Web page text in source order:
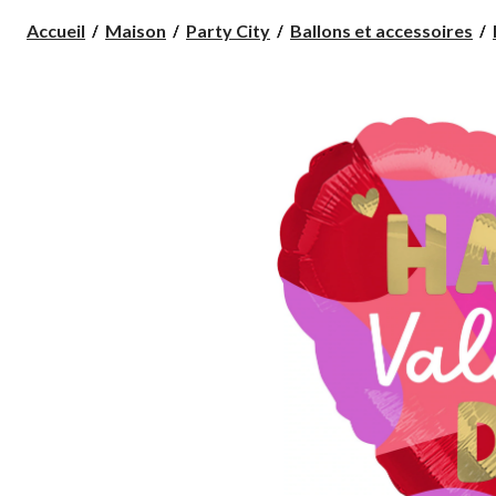
Accueil Maison Party City Ballons et accessoires